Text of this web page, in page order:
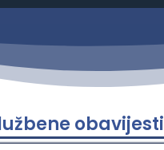
obavijesti